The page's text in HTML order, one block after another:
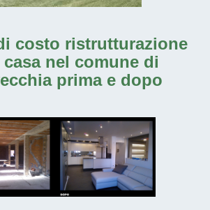
costo ristrutturazione
nel comune di
prima e dopo